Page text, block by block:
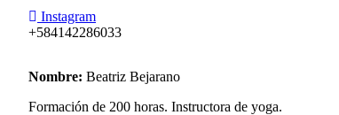
Instagram
+584142286033
Nombre: Beatriz Bejarano
Formación de 200 horas. Instructora de yoga.